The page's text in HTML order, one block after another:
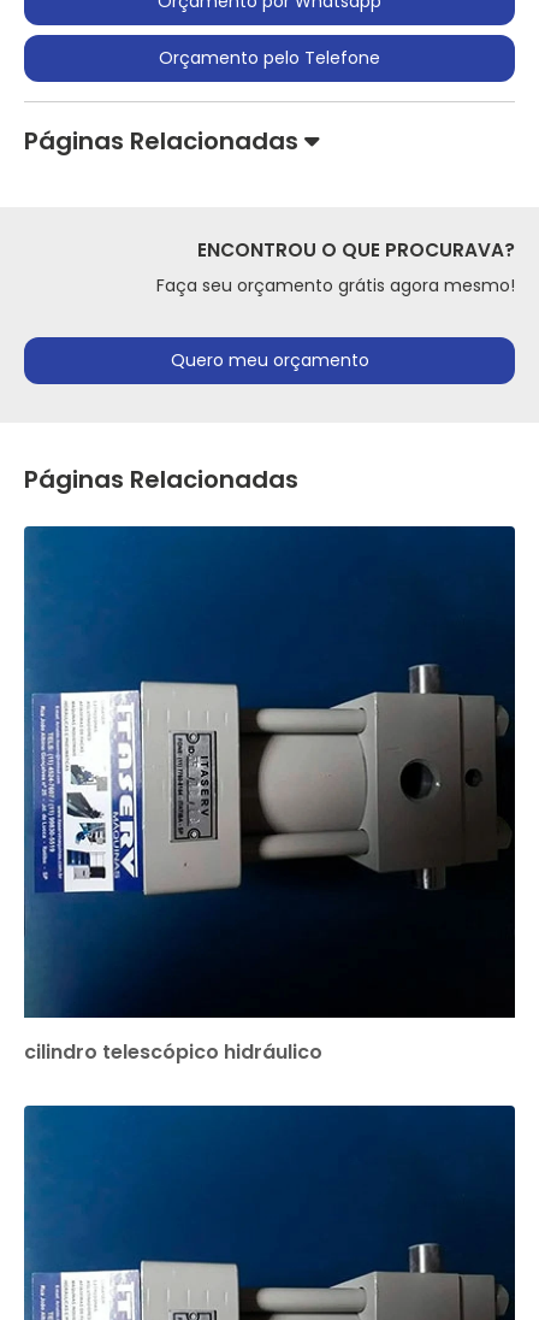
Orçamento pelo Telefone
Páginas Relacionadas
ENCONTROU O QUE PROCURAVA?
Faça seu orçamento grátis agora mesmo!
Quero meu orçamento
Páginas Relacionadas
cilindro telescópico hidráulico